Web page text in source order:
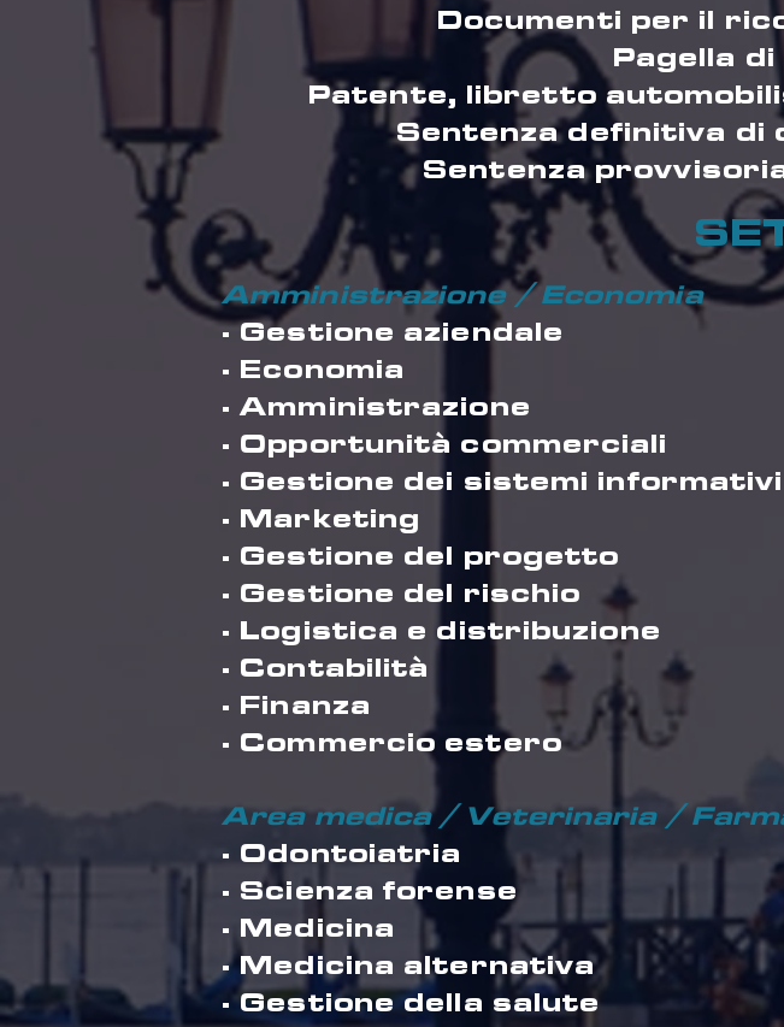
Documenti per il
Pagella
Patente, libretto
Sentenza definitiva di
Sentenza
Amministrazione / Economia
· Gestione aziendale
· Economia
· Amministrazione
· Opportunità commerciali
· Gestione dei sistemi informativi
· Marketing
· Gestione del progetto
· Gestione del rischio
· Logistica e distribuzione
· Contabilità
· Finanza
· Commercio estero
Area medica / Veterinaria /
· Odontoiatria
· Scienza forense
· Medicina
· Medicina alternativa
· Gestione della salute